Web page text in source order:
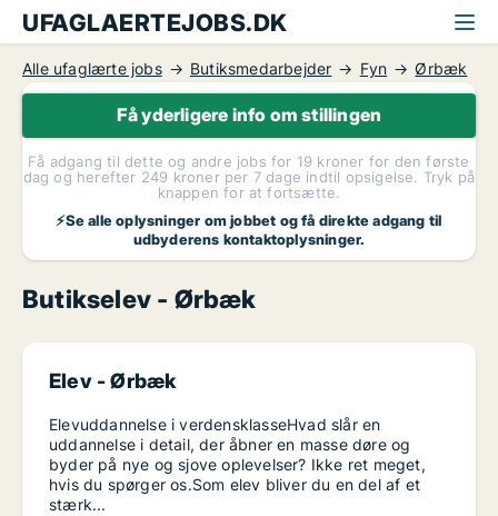
UFAGLAERTEJOBS.DK
Alle ufaglærte jobs Butiksmedarbejder Fyn Ørbæk
Få yderligere info om stillingen
Få adgang til dette og andre jobs for 19 kroner for den første
dag og herefter 249 kroner per 7 dage indtil opsigelse. Tryk på
knappen for at fortsætte.
⚡Se alle oplysninger om jobbet og få direkte adgang til
udbyderens kontaktoplysninger.
Butikselev - Ørbæk
Elev -Ørbæk
Elevuddannelse i verdensklasseHvad slår en
uddannelse i detail, der åbner en masse døre og
byder på nye og sjove oplevelser? Ikke ret meget,
hvis du spørger os.Som elev bliver du en del af et
stærk...